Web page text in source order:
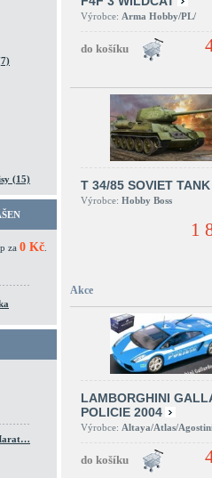
(15)
za 0 Kč
Výrobce: Arma Hobby/PL/
T 34/85 SOVIET TANK
Výrobce: Hobby Boss
1
Akce
LAMBORGHINI
POLICIE 2004
Výrobce: Altaya/Atlas/